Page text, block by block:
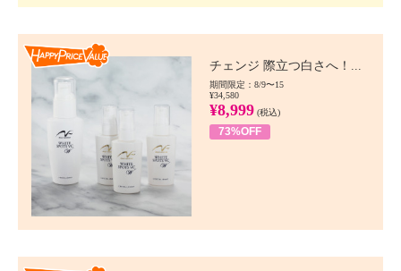
チェンジ 際立つ白さへ！...
期間限定：8/9〜15
¥34,580
¥8,999 (税込)
73%OFF